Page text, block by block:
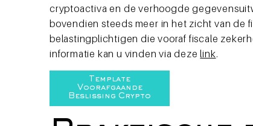
cryptoactiva en de verhoogde
bovendien steeds meer in het zicht van de
belastingplichtigen die vooraf fiscale
informatie kan u vinden via dezelink.
Template
Voorafgaande
Beslissing Crypto